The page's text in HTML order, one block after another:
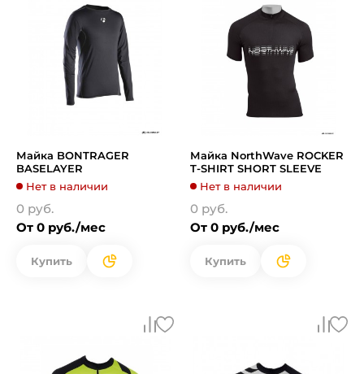
Майка BONTRAGER
BASELAYER
Нет в наличии
0 руб.
От 0 руб./мес
Купить
Майка NorthWave ROCKER
T-SHIRT SHORT SLEEVE
Нет в наличии
0 руб.
От 0 руб./мес
Купить